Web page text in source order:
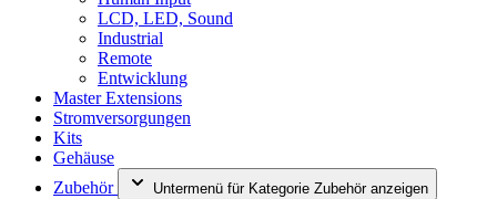
LCD, LED, Sound
Industrial
Remote
Entwicklung
Master Extensions
Stromversorgungen
Kits
Gehäuse
Zubehör
Untermenü für Kategorie Zubehör anzeigen